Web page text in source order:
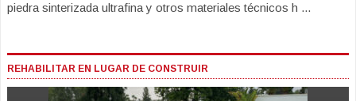
piedra sinterizada ultrafina y otros materiales técnicos h ...
REHABILITAR EN LUGAR DE CONSTRUIR